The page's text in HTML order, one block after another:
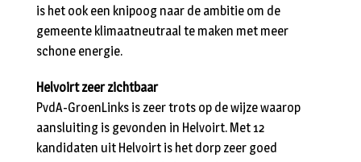
is het ook een knipoog naar de ambitie om de
gemeente klimaatneutraal te maken met meer
schone energie.
Helvoirt zeer zichtbaar
PvdA-GroenLinks is zeer trots op de wijze waarop
aansluiting is gevonden in Helvoirt. Met 12
kandidaten uit Helvoirt is het dorp zeer goed